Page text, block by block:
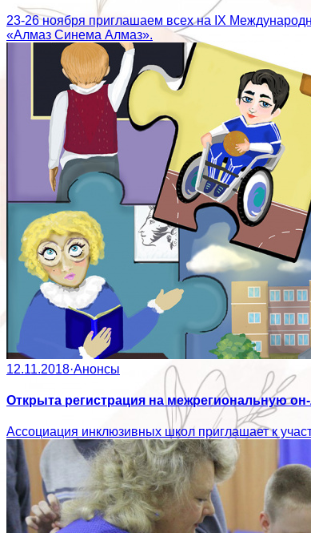
23-26 ноября приглашаем всех на IX
«Алмаз Синема Алмаз».
12.11.2018·Анонсы
Открыта регистрация на межрегиональную
Ассоциация инклюзивных школ приглашает к